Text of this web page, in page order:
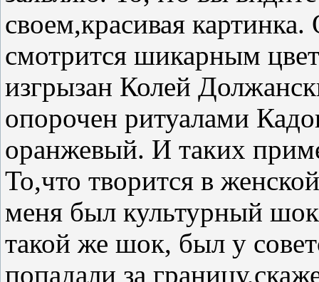
своем,красивая
смотрится шикарным
изгрызан Колей
опорочен ритуалами
оранжевый. И таких
То,что творится в
меня был культурный
такой же шок, был у
попадали за